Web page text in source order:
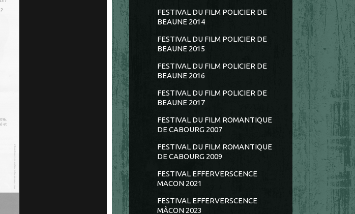
FESTIVAL DU FILM POLICIER DE
BEAUNE 2014
FESTIVAL DU FILM POLICIER DE
BEAUNE 2015
FESTIVAL DU FILM POLICIER DE
BEAUNE 2016
FESTIVAL DU FILM POLICIER DE
BEAUNE 2017
FESTIVAL DU FILM ROMANTIQUE
DE CABOURG 2007
FESTIVAL DU FILM ROMANTIQUE
DE CABOURG 2009
FESTIVAL EFFERVERSCENCE
MACON 2021
FESTIVAL EFFERVERSCENCE
MÂCON 2023